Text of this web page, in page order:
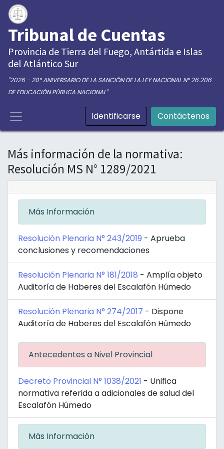
Tribunal de Cuentas
Provincia de Tierra del Fuego, Antártida e Islas
del Atlántico Sur
"2026 - 20° ANIVERSARIO DE LA SANCIÓN DE LA LEY NACIONAL N° 26.206
DE EDUCACIÓN PÚBLICA NACIONAL"
Identificarse Contáctenos
Más información de la normativa:
Resolución MS N° 1289/2021
Más Información
Resolución Plenaria N° 243/2019 - Aprueba
conclusiones y recomendaciones
Resolución Plenaria N° 181/2018 - Amplía objeto
Auditoría de Haberes del Escalafón Húmedo
Resolución Plenaria N° 274/2017 - Dispone
Auditoría de Haberes del Escalafón Húmedo
Antecedentes a Nivel Provincial
Decreto Provincial N° 1038/2021 - Unifica
normativa referida a adicionales de salud del
Escalafón Húmedo
Más Información